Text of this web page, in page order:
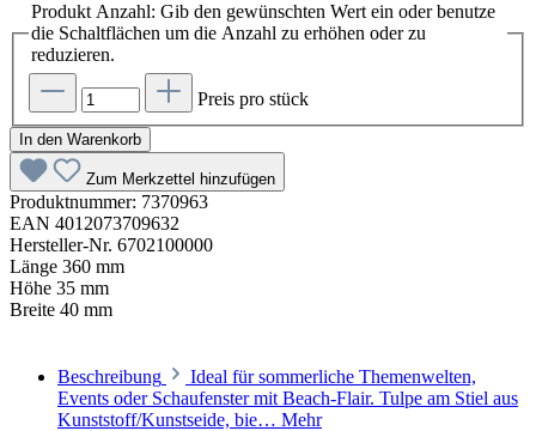
Produkt Anzahl: Gib den gewünschten Wert ein oder benutze
die Schaltflächen um die Anzahl zu erhöhen oder zu
reduzieren.
Preis pro stück
In den Warenkorb
Zum Merkzettel hinzufügen
Produktnummer: 7370963
EAN 4012073709632
Hersteller-Nr. 6702100000
Länge 360 mm
Höhe 35 mm
Breite 40 mm
Beschreibung
Ideal für sommerliche Themenwelten,
Events oder Schaufenster mit Beach-Flair. Tulpe am Stiel aus
Kunststoff/Kunstseide, bie… Mehr